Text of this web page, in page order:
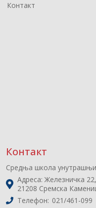
Контакт
Контакт
Средња школа
Адреса: Железничка 22,
21208 Сремска
Телефон: 021/461-099